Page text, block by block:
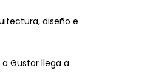
diseño e
Gustar llega a